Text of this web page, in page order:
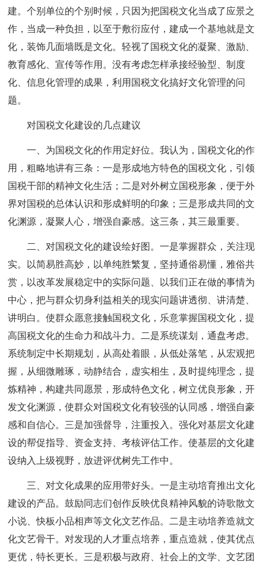
建。个别单位的个别时候，只因为把国税文化当成了应景之
作，当成一种负担，以至于敷衍应付，建成一个基地就是文
化，装饰几面墙既是文化。轻视了国税文化的凝聚、激励、
教育感化、宣传等作用。没有考虑怎样承接经验型、制度
化、信息化管理的成果，利用国税文化搞好文化管理的问
题。
对国税文化建设的几点建议
一、为国税文化的作用定好位。我认为，国税文化的作
用，粗略地讲有三条：一是形成地方特色的国税文化，引领
国税干部的精神文化生活；二是对外树立国税形象，便于外
界对国税的总体认识和形成鲜明的印象；三是形成共同的文
化渊源，凝聚人心，增强自豪感。这三条，其三最重要。
二、对国税文化的建设绘好图。一是掌握群众，关注现
实。以简易胜高妙，以单纯胜繁复，坚持通俗易懂，雅俗共
赏，以改革发展稳定中的实际问题、以我们正在做的事情为
中心，把与群众切身利益相关的现实问题讲透彻、讲清楚、
讲明白。使群众愿意接触国税文化，乐意掌握国税文化，提
高国税文化的生命力和战斗力。二是系统谋划，通盘考虑。
系统制定中长期规划，从高处着眼，从低处落笔，从宏观把
握，从细微雕琢，动静结合，虚实相生，及时提纯理念，提
炼精神，构建共同愿景，形成特色文化，树立优良形象，开
发文化渊源，使群众对国税文化有较强的认同感，增强自豪
感和自信心。三是加强督导，注重投入。强化对基层文化建
设的帮促指导、资金支持、考核评估工作。使基层的文化建
设纳入上级视野，放进评优树先工作中。
三、对文化成果的应用带好头。一是主动培育推出文化
建设的产品。鼓励同志们创作反映优良精神风貌的诗歌散文
小说、快板小品相声等文化文艺作品。二是主动培养造就文
化文艺骨干。对发现的人才重点培养，重点造就，使其优点
更优，特长更长。三是积极与政府、社会上的文学、文艺团